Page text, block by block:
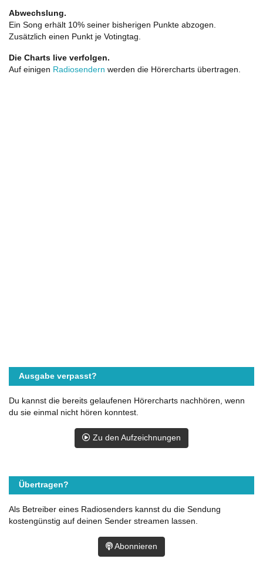
Abwechslung.
Ein Song erhält 10% seiner bisherigen Punkte abzogen.
Zusätzlich einen Punkt je Votingtag.
Die Charts live verfolgen.
Auf einigen Radiosendern werden die Hörercharts übertragen.
Ausgabe verpasst?
Du kannst die bereits gelaufenen Hörercharts nachhören, wenn
du sie einmal nicht hören konntest.
Zu den Aufzeichnungen
Übertragen?
Als Betreiber eines Radiosenders kannst du die Sendung
kostengünstig auf deinen Sender streamen lassen.
Abonnieren